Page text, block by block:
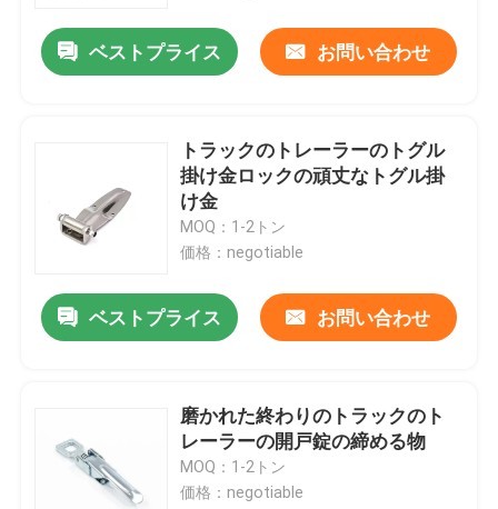
ベストプライス お問い合わせ
トラックのトレーラーのトグル
掛け金ロックの頑丈なトグル掛
け金
MOQ：1-2トン
価格：negotiable
ベストプライス お問い合わせ
磨かれた終わりのトラックのト
レーラーの開戸錠の締める物
MOQ：1-2トン
価格：negotiable